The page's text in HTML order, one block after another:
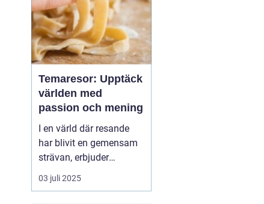
Temaresor: Upptäck
världen med
passion och mening
I en värld där resande
har blivit en gemensam
strävan, erbjuder
temaresor en unik
möjlighet att fördjupa
03 juli 2025